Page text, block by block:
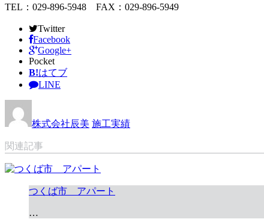
TEL：029-896-5948 FAX：029-896-5949
Twitter
Facebook
Google+
Pocket
B!はてブ
LINE
株式会社辰美 施工実績
関連記事
つくば市 アパート
…